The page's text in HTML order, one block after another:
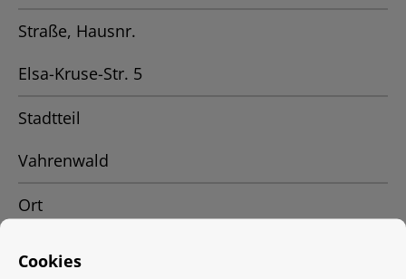
Straße, Hausnr.
Elsa-Kruse-Str. 5
Stadtteil
Vahrenwald
Ort
Cookies